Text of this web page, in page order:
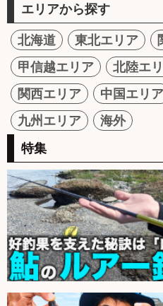
エリアから探す
北海道 東北エリア
甲信越エリア
北陸エ
関西エリア
中国エリア
九州エリア
海外
特集